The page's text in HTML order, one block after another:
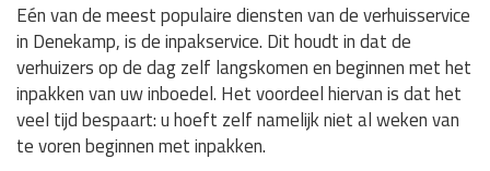
Eén van de meest populaire diensten van de verhuisservice
in Denekamp, is de inpakservice. Dit houdt in dat de
verhuizers op de dag zelf langskomen en beginnen met het
inpakken van uw inboedel. Het voordeel hiervan is dat het
veel tijd bespaart: u hoeft zelf namelijk niet al weken van
te voren beginnen met inpakken.